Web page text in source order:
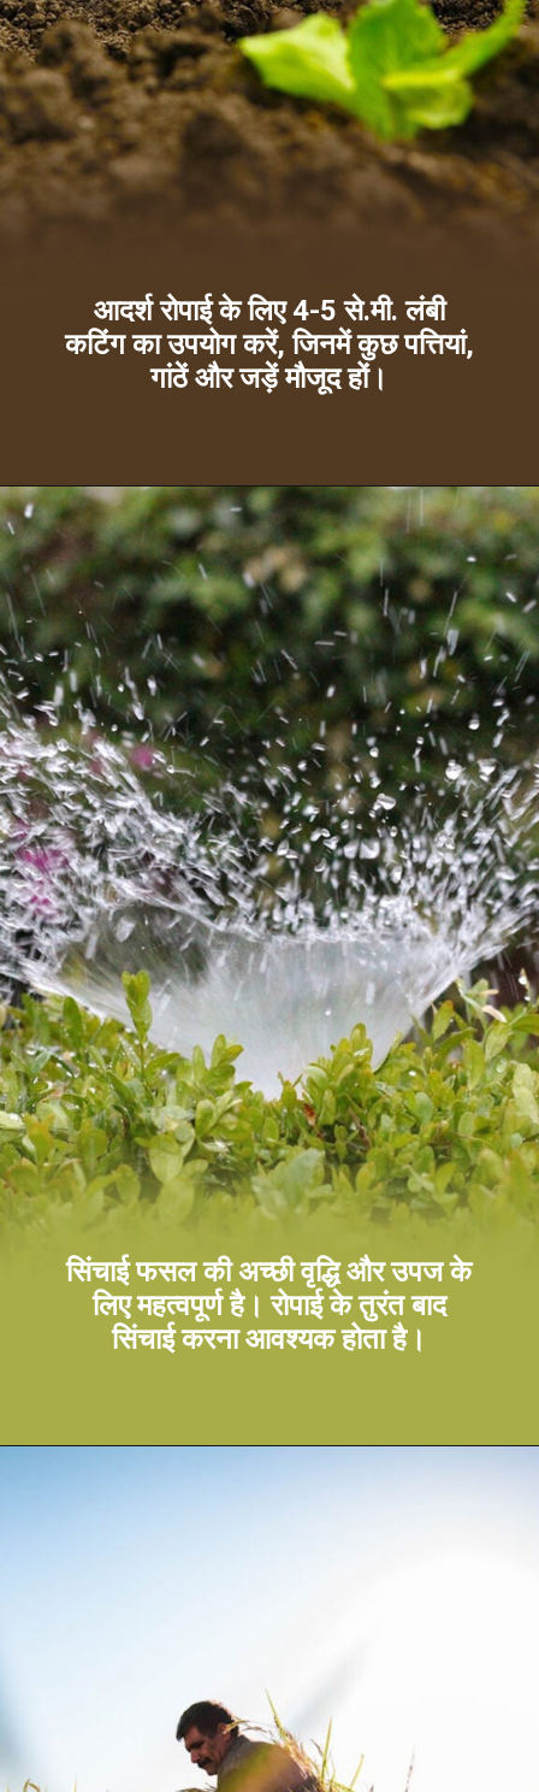
आदर्श रोपाई के लिए 4-5 से.मी. लंबी
कटिंग का उपयोग करें, जिनमें कुछ पत्तियां,
गांठें और जड़ें मौजूद हों।
सिंचाई फसल की अच्छी वृद्धि और उपज के
लिए महत्वपूर्ण है। रोपाई के तुरंत बाद
सिंचाई करना आवश्यक होता है।